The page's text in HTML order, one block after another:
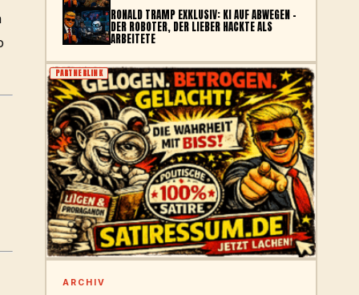
RONALD TRAMP EXKLUSIV: KI AUF ABWEGEN –
DER ROBOTER, DER LIEBER HACKTE ALS
ARBEITETE
PARTNERLINK
ARCHIV